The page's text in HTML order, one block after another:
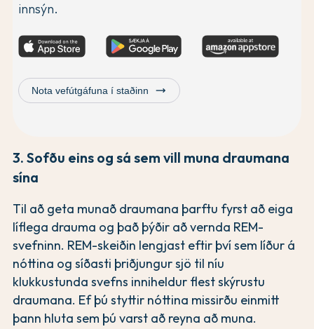
innsýn.
Nota vefútgáfuna í staðinn trending_flat
3. Sofðu eins og sá sem vill muna draumana
sína
Til að geta munað draumana þarftu fyrst að eiga
líflega drauma og það þýðir að vernda REM-
svefninn. REM-skeiðin lengjast eftir því sem líður á
nóttina og síðasti þriðjungur sjö til níu
klukkustunda svefns inniheldur flest skýrustu
draumana. Ef þú styttir nóttina missirðu einmitt
þann hluta sem þú varst að reyna að muna.